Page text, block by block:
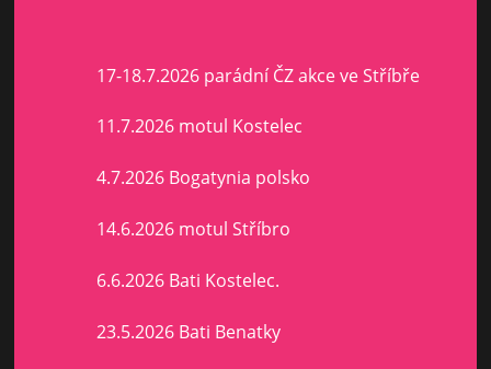
17-18.7.2026 parádní ČZ akce ve Stříbře
11.7.2026 motul Kostelec
4.7.2026 Bogatynia polsko
14.6.2026 motul Stříbro
6.6.2026 Bati Kostelec.
23.5.2026 Bati Benatky